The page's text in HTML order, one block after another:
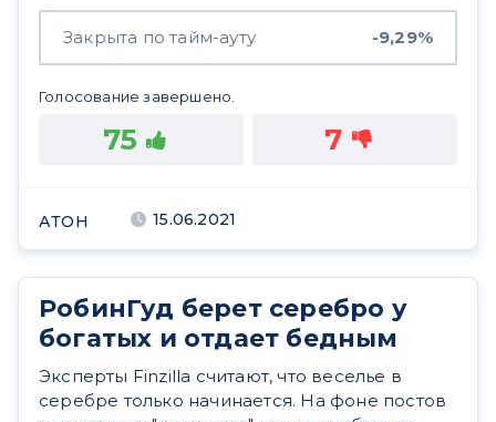
Закрыта по тайм-ауту -9,29%
Голосование завершено.
75 7
АТОН 15.06.2021
РобинГуд берет серебро у
богатых и отдает бедным
Эксперты Finzilla считают, что веселье в
серебре только начинается. На фоне постов